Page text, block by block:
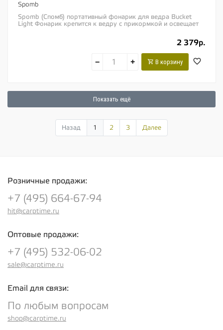
Spomb
Spomb (Спомб) портативный фонарик для ведра Bucket
Light Фонарик крепится к ведру с прикормкой и освещает
2 379р.
− + В корзину
Показать ещё
Назад 1 2 3 Далее
Розничные продажи:
+7 (495) 664-67-94
hit@carptime.ru
Оптовые продажи:
+7 (495) 532-06-02
sale@carptime.ru
Email для связи:
По любым вопросам
shop@carptime.ru